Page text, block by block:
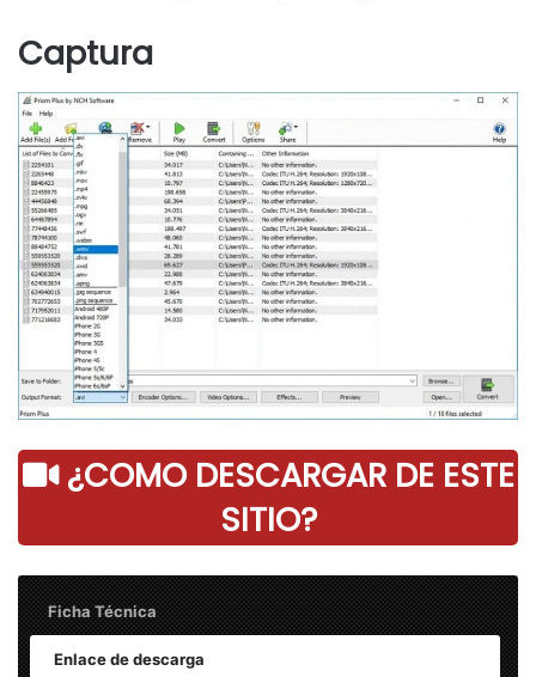
Captura
¿COMO DESCARGAR DE ESTE
SITIO?
Ficha Técnica
Enlace de descarga